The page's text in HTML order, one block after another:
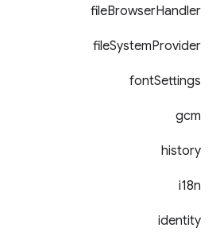
fileBrowserHandler
fileSystemProvider
fontSettings
gcm
history
i18n
identity